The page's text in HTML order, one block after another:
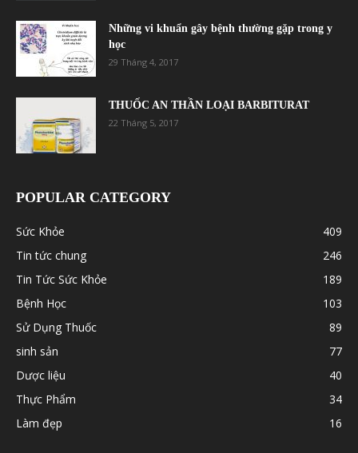
Những vi khuẩn gây bệnh thường gặp trong y
học
29 Tháng 4, 2017
THUỐC AN THẦN LOẠI BARBITURAT
22 Tháng 5, 2017
POPULAR CATEGORY
Sức Khỏe
409
Tin tức chung
246
Tin Tức Sức Khỏe
189
Bệnh Học
103
Sử Dụng Thuốc
89
sinh sản
77
Dược liệu
40
Thực Phẩm
34
Làm đẹp
16